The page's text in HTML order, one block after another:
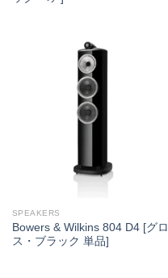
SPEAKERS
Bowers & Wilkins 804 D4 [グロ
ス・ブラック 単品]